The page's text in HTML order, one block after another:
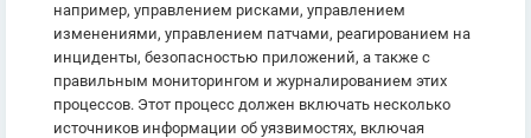
например, управлением рисками, управлением
изменениями, управлением патчами, реагированием на
инциденты, безопасностью приложений, а также с
правильным мониторингом и журналированием этих
процессов. Этот процесс должен включать несколько
источников информации об уязвимостях, включая